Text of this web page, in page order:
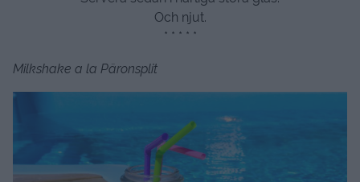
Och njut.
* * * * *
Milkshake a la Päronsplit